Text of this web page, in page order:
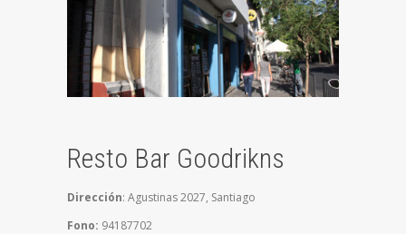
Resto Bar Goodrikns
Dirección: Agustinas 2027, Santiago
Fono: 94187702